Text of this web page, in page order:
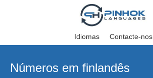
Idiomas Contacte-nos
Números em finlandês